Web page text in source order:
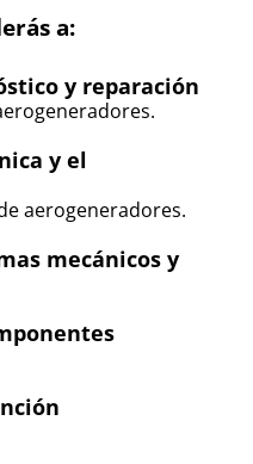
a:
y reparación
y el
aerogeneradores.
mecánicos y